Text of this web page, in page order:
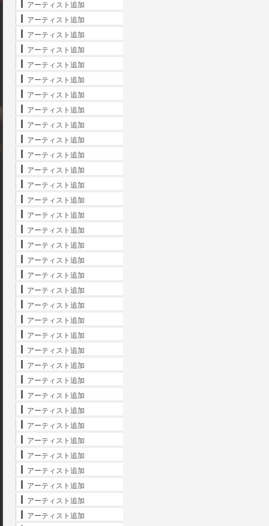
アーティスト追加
アーティスト追加
アーティスト追加
アーティスト追加
アーティスト追加
アーティスト追加
アーティスト追加
アーティスト追加
アーティスト追加
アーティスト追加
アーティスト追加
アーティスト追加
アーティスト追加
アーティスト追加
アーティスト追加
アーティスト追加
アーティスト追加
アーティスト追加
アーティスト追加
アーティスト追加
アーティスト追加
アーティスト追加
アーティスト追加
アーティスト追加
アーティスト追加
アーティスト追加
アーティスト追加
アーティスト追加
アーティスト追加
アーティスト追加
アーティスト追加
アーティスト追加
アーティスト追加
アーティスト追加
アーティスト追加